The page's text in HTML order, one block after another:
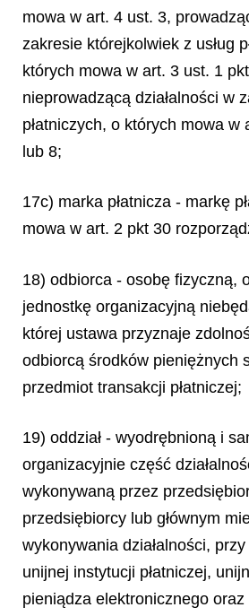
mowa w art. 4 ust. 3,
zakresie którejkolwiek z usług
których mowa w art. 3 ust. 1
nieprowadzącą działalności w
płatniczych, o których mowa w
lub 8;
17c) marka płatnicza - markę
mowa w art. 2 pkt 30
18) odbiorca - osobę fizyczną,
jednostkę organizacyjną
której ustawa przyznaje
odbiorcą środków pieniężnych
przedmiot transakcji płatniczej;
19) oddział - wyodrębnioną i
organizacyjnie część
wykonywaną przez
przedsiębiorcy lub głównym
wykonywania działalności,
unijnej instytucji płatniczej,
pieniądza elektronicznego